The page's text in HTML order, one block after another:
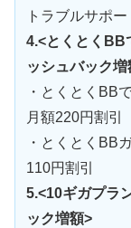
トラブルサポ
4.<とくとくBB
ッシュバック増
・とくとく
月額220円割引
・とくとく
110円割引
5.<10ギガプラ
ック増額>